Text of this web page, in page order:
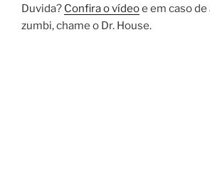
Duvida? Confira o vídeoe em caso
zumbi, chame o Dr. House.